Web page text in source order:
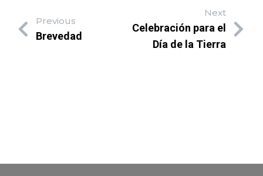
Previous
Brevedad
Next
Celebración para el
Día de la Tierra